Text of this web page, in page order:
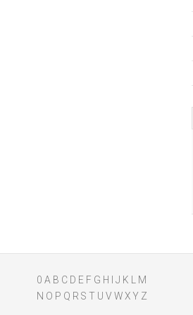
0 A B C D E F G H J K
M
N O P Q R S T U V WXY Z